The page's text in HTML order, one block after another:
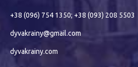
+38 (096) 754 1350; +38 (093) 208 5503
dyvakrainy@gmail.com
dyvakrainy.com